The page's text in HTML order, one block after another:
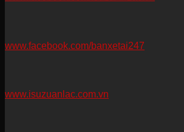
www.facebook.com/banxetai247
www.isuzuanlac.com.vn